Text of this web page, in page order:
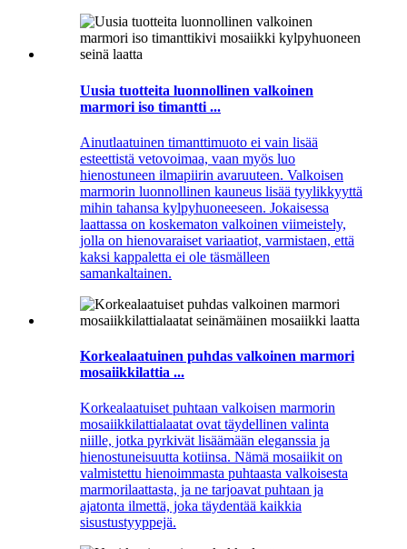
Uusia tuotteita luonnollinen valkoinen
marmori iso timantti ...
Ainutlaatuinen timanttimuoto ei vain lisää
esteettistä vetovoimaa, vaan myös luo
hienostuneen ilmapiirin avaruuteen. Valkoisen
marmorin luonnollinen kauneus lisää tyylikkyyttä
mihin tahansa kylpyhuoneeseen. Jokaisessa
laattassa on koskematon valkoinen viimeistely,
jolla on hienovaraiset variaatiot, varmistaen, että
kaksi kappaletta ei ole täsmälleen
samankaltainen.
Korkealaatuinen puhdas valkoinen marmori
mosaiikkilattia ...
Korkealaatuiset puhtaan valkoisen marmorin
mosaiikkilattialaatat ovat täydellinen valinta
niille, jotka pyrkivät lisäämään eleganssia ja
hienostuneisuutta kotiinsa. Nämä mosaiikit on
valmistettu hienoimmasta puhtaasta valkoisesta
marmorilaattasta, ja ne tarjoavat puhtaan ja
ajatonta ilmettä, joka täydentää kaikkia
sisustustyyppejä.